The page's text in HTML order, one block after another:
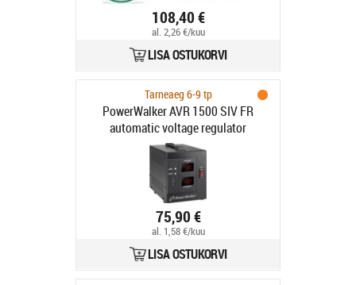
108,40 €
al. 2,26 €/kuu
LISA OSTUKORVI
Tarneaeg 6-9 tp
PowerWalker AVR 1500 SIV FR
automatic voltage regulator
75,90 €
al. 1,58 €/kuu
LISA OSTUKORVI